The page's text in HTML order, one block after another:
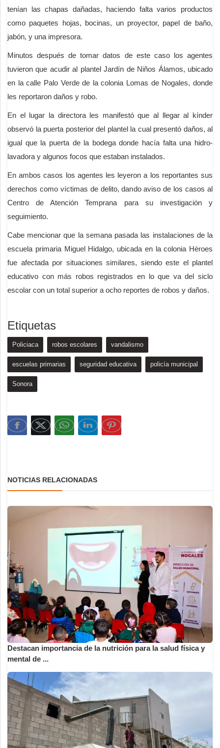
tenían las chapas dañadas, haciendo falta varios productos
como paquetes hojas, bocinas, un proyector, papel de baño,
jabón, y una impresora.
Minutos después de tomar datos de este caso los agentes
tuvieron que acudir al plantel Jardín de Niños Álamos, ubicado
en la calle Palo Verde de la colonia Lomas de Nogales, donde
les reportaron daños y robo.
En el lugar la directora les manifestó que al llegar al kínder
observó la puerta posterior del plantel la cual presentó daños, al
igual que la puerta de la bodega donde hacía falta una hidro-
lavadora y algunos focos que estaban instalados.
En ambos casos los agentes les leyeron a los reportantes sus
derechos como víctimas de delito, dando aviso de los casos al
Centro de Atención Temprana para su investigación y
seguimiento.
Cabe mencionar que la semana pasada las instalaciones de la
escuela primaria Miguel Hidalgo, ubicada en la colonia Héroes
fue afectada por situaciones similares, siendo este el plantel
educativo con más robos registrados en lo que va del siclo
escolar con un total superior a ocho reportes de robos y daños.
Etiquetas
Policiaca robos escolares vandalismo
escuelas primarias seguridad educativa policía municipal
Sonora
NOTICIAS RELACIONADAS
Destacan importancia de la nutrición para la salud física y
mental de ...